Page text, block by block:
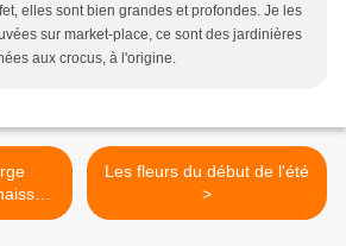
elles sont bien grandes et profondes. Je les
sur market-place, ce sont des jardinières
aux crocus, à l'origine.
Les fleurs du début de l'été
>